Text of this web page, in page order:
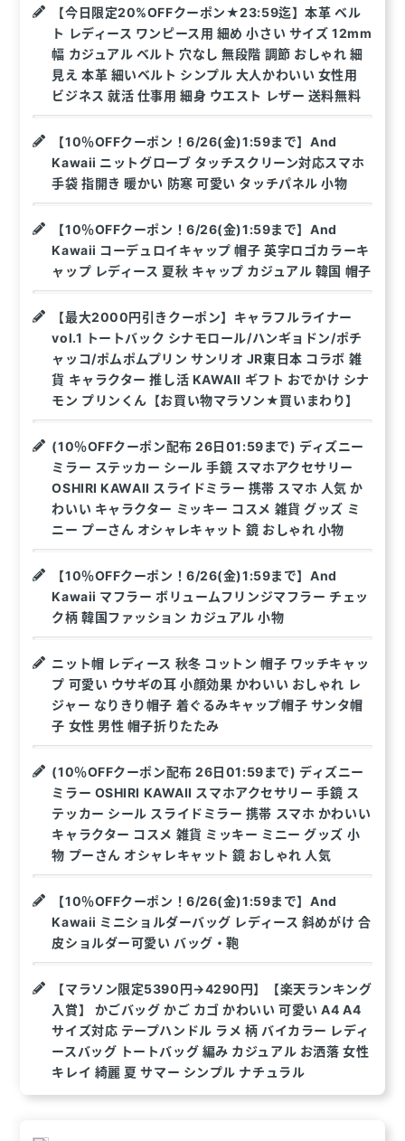
【今日限定20%OFFクーポン★23:59迄】本革 ベル
ト レディース ワンピース用 細め 小さい サイズ 12mm
幅 カジュアル ベルト 穴なし 無段階 調節 おしゃれ 細
見え 本革 細いベルト シンプル 大人かわいい 女性用
ビジネス 就活 仕事用 細身 ウエスト レザー 送料無料
【10％OFFクーポン！6/26(金)1:59まで】And
Kawaii ニットグローブ タッチスクリーン対応スマホ
手袋 指開き 暖かい 防寒 可愛い タッチパネル 小物
【10％OFFクーポン！6/26(金)1:59まで】And
Kawaii コーデュロイキャップ 帽子 英字ロゴカラーキ
ャップ レディース 夏秋 キャップ カジュアル 韓国 帽子
【最大2000円引きクーポン】キャラフルライナー
vol.1 トートバック シナモロール/ハンギョドン/ポチ
ャッコ/ポムポムプリン サンリオ JR東日本 コラボ 雑
貨 キャラクター 推し活 KAWAII ギフト おでかけ シナ
モン プリンくん【お買い物マラソン★買いまわり】
(10％OFFクーポン配布 26日01:59まで) ディズニー
ミラー ステッカー シール 手鏡 スマホアクセサリー
OSHIRI KAWAII スライドミラー 携帯 スマホ 人気 か
わいい キャラクター ミッキー コスメ 雑貨 グッズ ミ
ニー プーさん オシャレキャット 鏡 おしゃれ 小物
【10％OFFクーポン！6/26(金)1:59まで】And
Kawaii マフラー ボリュームフリンジマフラー チェッ
ク柄 韓国ファッション カジュアル 小物
ニット帽 レディース 秋冬 コットン 帽子 ワッチキャッ
プ 可愛い ウサギの耳 小顔効果 かわいい おしゃれ レ
ジャー なりきり帽子 着ぐるみキャップ帽子 サンタ帽
子 女性 男性 帽子折りたたみ
(10％OFFクーポン配布 26日01:59まで) ディズニー
ミラー OSHIRI KAWAII スマホアクセサリー 手鏡 ス
テッカー シール スライドミラー 携帯 スマホ かわいい
キャラクター コスメ 雑貨 ミッキー ミニー グッズ 小
物 プーさん オシャレキャット 鏡 おしゃれ 人気
【10％OFFクーポン！6/26(金)1:59まで】And
Kawaii ミニショルダーバッグ レディース 斜めがけ 合
皮ショルダー可愛い バッグ・鞄
【マラソン限定5390円→4290円】【楽天ランキング
入賞】 かごバッグ かご カゴ かわいい 可愛い A4 A4
サイズ対応 テープハンドル ラメ 柄 バイカラー レディ
ースバッグ トートバッグ 編み カジュアル お洒落 女性
キレイ 綺麗 夏 サマー シンプル ナチュラル